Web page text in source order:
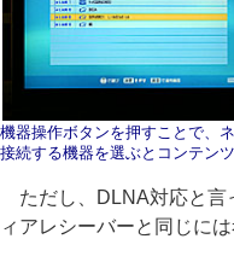
機器操作ボタンを押すことで、
接続する機器を選ぶとコンテン
ただし、DLNA対応と言
ィアレシーバーと同じに